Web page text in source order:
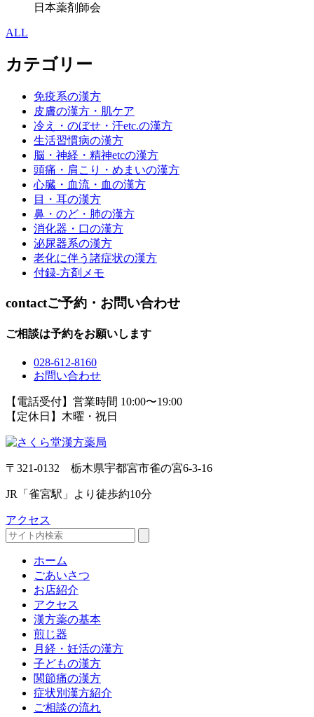
日本薬剤師会
ALL
カテゴリー
免疫系の漢方
皮膚の漢方・肌ケア
冷え・のぼせ・汗etc.の漢方
生活習慣病の漢方
脳・神経・精神etcの漢方
頭痛・肩こり・めまいの漢方
心臓・血流・血の漢方
目・耳の漢方
鼻・のど・肺の漢方
消化器・口の漢方
泌尿器系の漢方
老化に伴う諸症状の漢方
付録-方剤メモ
contactご予約・お問い合わせ
ご相談は予約をお願いします
028-612-8160
お問い合わせ
【電話受付】営業時間 10:00〜19:00
【定休日】木曜・祝日
〒321-0132 栃木県宇都宮市雀の宮6-3-16
JR「雀宮駅」より徒歩約10分
アクセス
ホーム
ごあいさつ
お店紹介
アクセス
漢方薬の基本
煎じ器
月経・妊活の漢方
子どもの漢方
関節痛の漢方
症状別漢方紹介
ご相談の流れ